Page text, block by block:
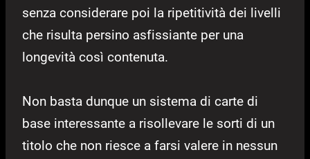
senza considerare poi la ripetitività dei livelli
che risulta persino asfissiante per una
longevità così contenuta.
Non basta dunque un sistema di carte di
base interessante a risollevare le sorti di un
titolo che non riesce a farsi valere in nessun